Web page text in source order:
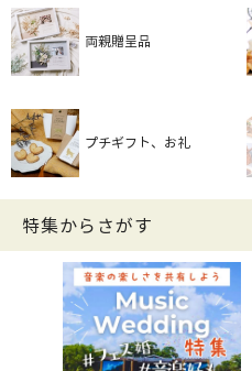
両親贈呈品
プチギフト、お礼
特集からさがす